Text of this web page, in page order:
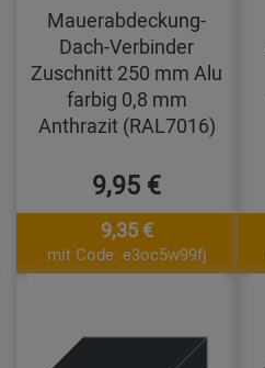
Mauerabdeckung-
Dach-Verbinder
Zuschnitt 250 mm Alu
farbig 0,8 mm
Anthrazit (RAL7016)
9,95 €
9,35 €
mit Code: e3oc5w99fj